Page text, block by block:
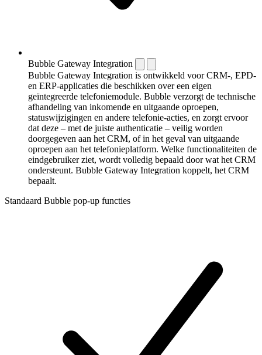
Bubble Gateway Integration
Bubble Gateway Integration is ontwikkeld voor CRM-, EPD-
en ERP-applicaties die beschikken over een eigen
geïntegreerde telefoniemodule. Bubble verzorgt de technische
afhandeling van inkomende en uitgaande oproepen,
statuswijzigingen en andere telefonie-acties, en zorgt ervoor
dat deze – met de juiste authenticatie – veilig worden
doorgegeven aan het CRM, of in het geval van uitgaande
oproepen aan het telefonieplatform. Welke functionaliteiten de
eindgebruiker ziet, wordt volledig bepaald door wat het CRM
ondersteunt. Bubble Gateway Integration koppelt, het CRM
bepaalt.
Standaard Bubble pop-up functies